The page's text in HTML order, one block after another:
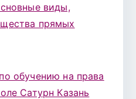
виды,
прямых
обучению на права
Сатурн Казань